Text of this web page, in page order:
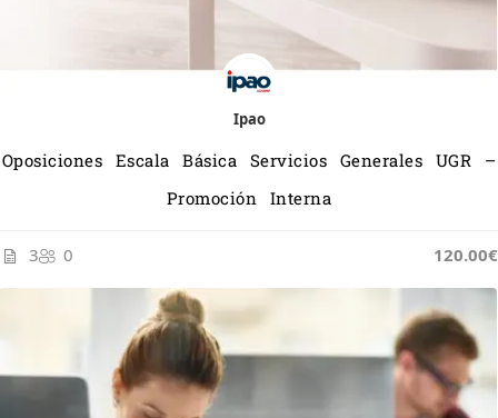
Ipao
Oposiciones Escala Básica Servicios Generales UGR –
Promoción Interna
3 0 120.00€